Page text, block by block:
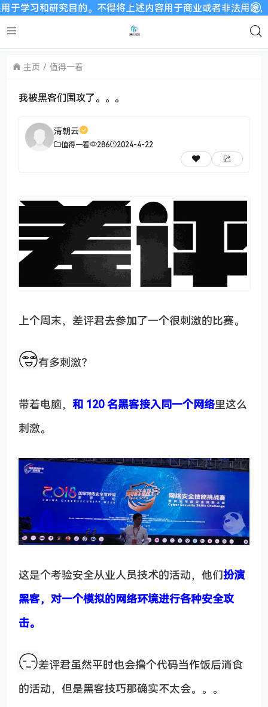
将上述内容用于商业或者非法用途，否则，一切后果请用
主页 值得一看
我被黑客们围攻了。。。
清朝云
值得一看 286 2024-4-22
上个周末，差评君去参加了一个很刺激的比赛。
有多刺激？
带着电脑， 和 120 名黑客接入同一个网络里这么
刺激。
这是个考验安全从业人员技术的活动，他们扮演
黑客，对一个模拟的网络环境进行各种安全攻
击。
差评君虽然平时也会撸个代码当作饭后消食
的活动，但是黑客技巧那确实不太会。。。